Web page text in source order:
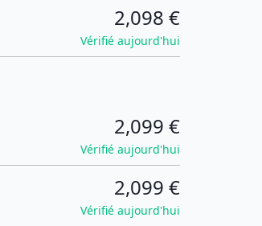
2,098 €
Vérifié aujourd'hui
2,099 €
Vérifié aujourd'hui
2,099 €
Vérifié aujourd'hui